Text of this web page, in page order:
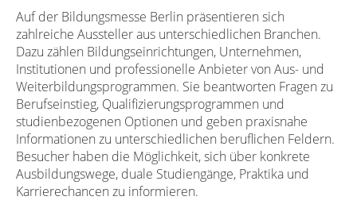
Auf der Bildungsmesse Berlin präsentieren sich
zahlreiche Aussteller aus unterschiedlichen Branchen.
Dazu zählen Bildungseinrichtungen, Unternehmen,
Institutionen und professionelle Anbieter von Aus- und
Weiterbildungsprogrammen. Sie beantworten Fragen zu
Berufseinstieg, Qualifizierungsprogrammen und
studienbezogenen Optionen und geben praxisnahe
Informationen zu unterschiedlichen beruflichen Feldern.
Besucher haben die Möglichkeit, sich über konkrete
Ausbildungswege, duale Studiengänge, Praktika und
Karrierechancen zu informieren.